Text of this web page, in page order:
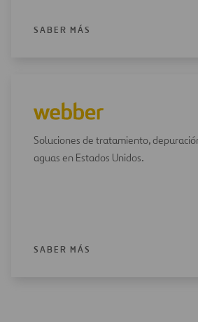
SABER MÁS
Soluciones de tratamiento,
aguas en Estados Unidos.
SABER MÁS